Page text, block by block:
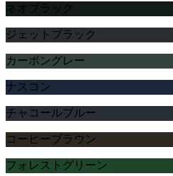
ネオブラック
ジェットブラック
カーボングレー
ナスコン
チャコールブルー
コーヒーブラウン
フォレストグリーン